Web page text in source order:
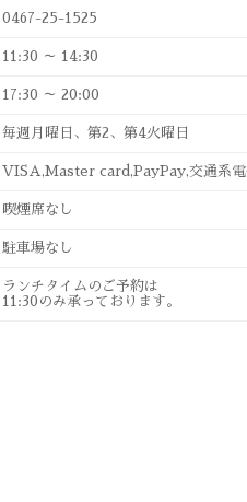
0467-25-1525
11:30 ～ 14:30
17:30 ～ 20:00
毎週月曜日、第2、第4火曜日
VISA,Master card,PayPay,交通系電
喫煙席なし
駐車場なし
ランチタイムのご予約は
11:30のみ承っております。